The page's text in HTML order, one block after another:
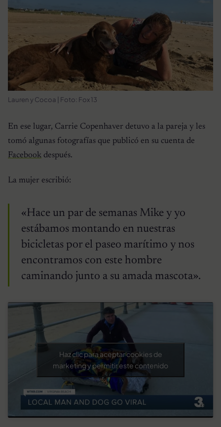
Lauren y Cocoa | Foto: Fox 13
En ese lugar, Carrie Copenhaver detuvo a la pareja y les
tomó algunas fotografías que publicó en su cuenta de
Facebook después.
La mujer escribió:
«Hace un par de semanas Mike y yo
estábamos montando en nuestras
bicicletas por el paseo marítimo y nos
encontramos con este hombre
caminando junto a su amada mascota».
Haz clic para aceptar cookies de
marketing y permitir este contenido